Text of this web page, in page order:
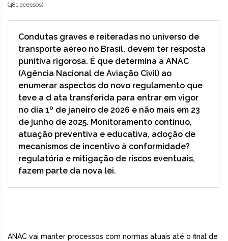
(481 acessos)
Condutas graves e reiteradas no universo de
transporte aéreo no Brasil, devem ter resposta
punitiva rigorosa. É que determina a ANAC
(Agência Nacional de Aviação Civil) ao
enumerar aspectos do novo regulamento que
teve a d ata transferida para entrar em vigor
no dia 1º de janeiro de 2026 e não mais em 23
de junho de 2025. Monitoramento contínuo,
atuação preventiva e educativa, adoção de
mecanismos de incentivo à conformidade?
regulatória e mitigação de riscos eventuais,
fazem parte da nova lei.
ANAC vai manter processos com normas atuais até o final de